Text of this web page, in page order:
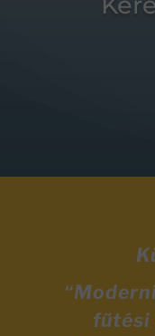
fűtési